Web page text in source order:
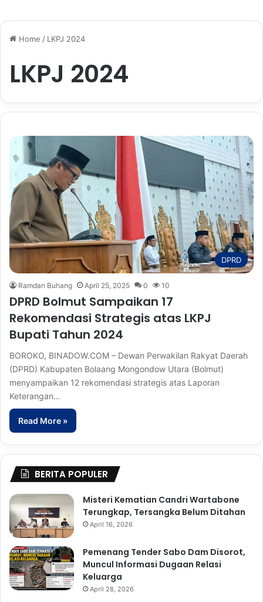
Home / LKPJ 2024
LKPJ 2024
DPRD
Ramdan Buhang April 25, 2025 0 10
DPRD Bolmut Sampaikan 17
Rekomendasi Strategis atas LKPJ
Bupati Tahun 2024
BOROKO, BINADOW.COM – Dewan Perwakilan Rakyat Daerah
(DPRD) Kabupaten Bolaang Mongondow Utara (Bolmut)
menyampaikan 12 rekomendasi strategis atas Laporan
Keterangan…
Read More »
BERITA POPULER
Misteri Kematian Candri Wartabone
Terungkap, Tersangka Belum Ditahan
April 16, 2026
Pemenang Tender Sabo Dam Disorot,
Muncul Informasi Dugaan Relasi
Keluarga
April 28, 2026